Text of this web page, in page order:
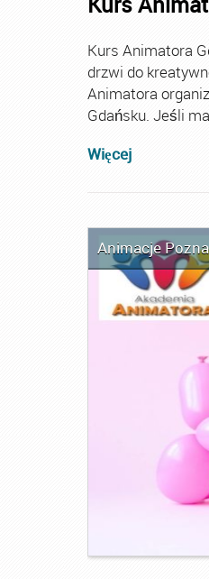
Kurs Animatora
drzwi do
Animatora
Gdańsku. Jeśli
Więcej
Animacje